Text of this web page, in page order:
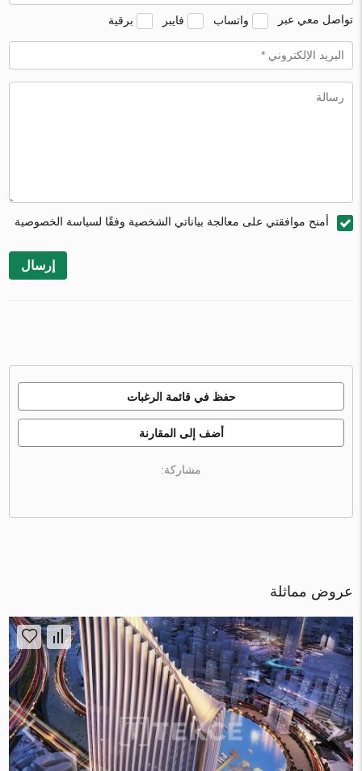
تواصل معي عبر واتساب فايبر برقية
أمنح موافقتي على معالجة بياناتي الشخصية وفقًا لسياسة الخصوصية
إرسال
حفظ في قائمة الرغبات
أضف إلى المقارنة
مشاركة:
عروض مماثلة